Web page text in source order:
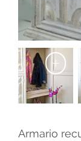
+
Armario